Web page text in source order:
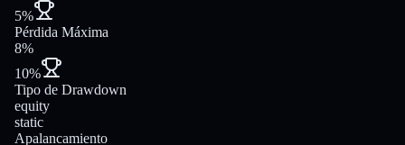
5%
Pérdida Máxima
8%
10%
Tipo de Drawdown
equity
static
Apalancamiento